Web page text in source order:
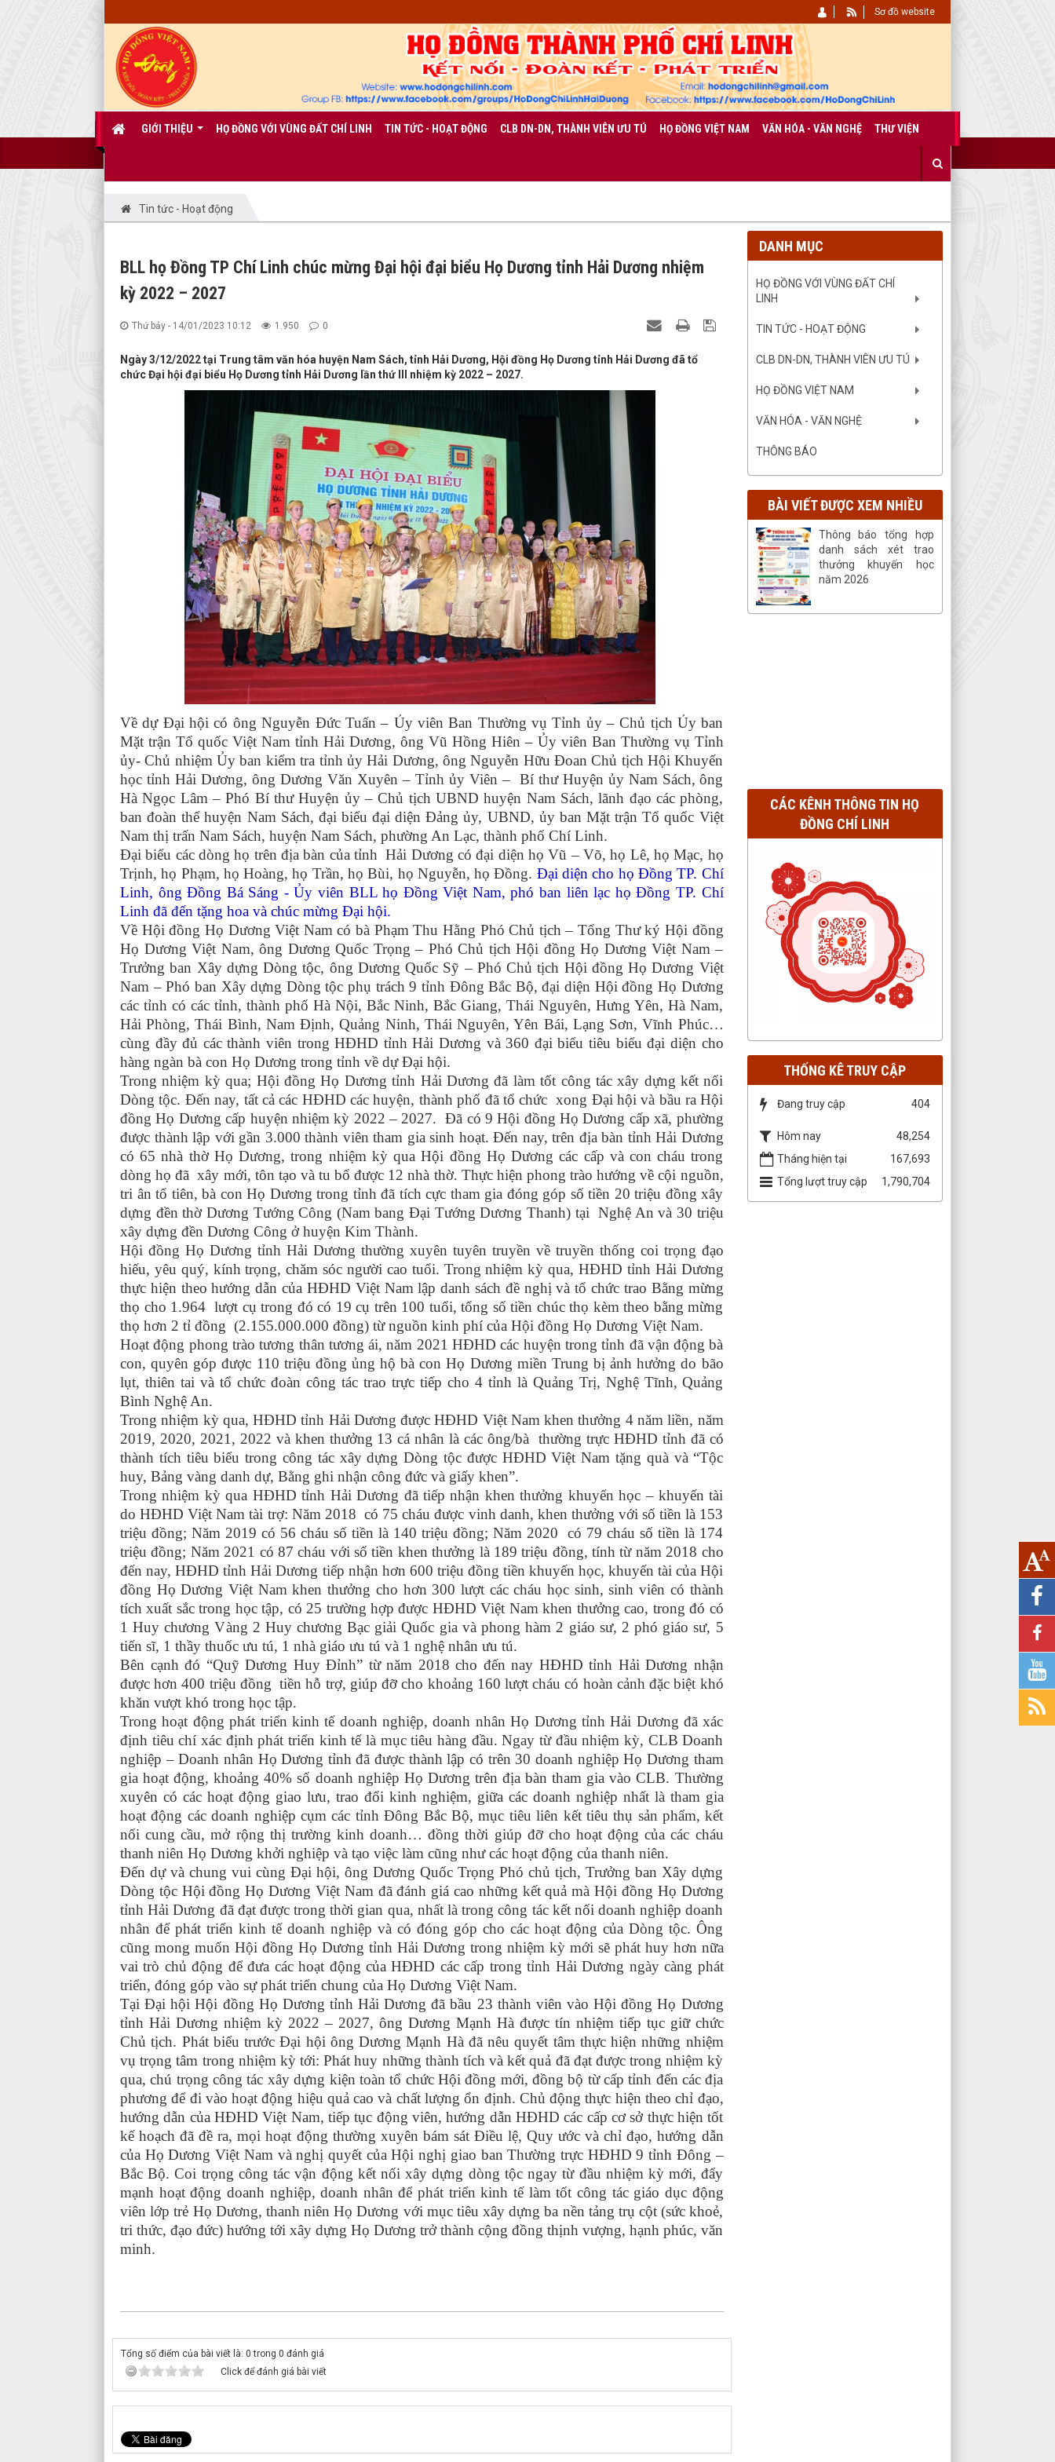
GIỚI THIỆU HỌ ĐỒNG VỚI VÙNG ĐẤT CHÍ LINH TIN TỨC - HOẠT ĐỘNG CLB DN-DN, THÀNH VIÊN ƯU TÚ HỌ ĐỒNG VIỆT NAM VĂN HÓA - VĂN NGHỆ THƯ VIỆN
Sơ đồ website
Tin tức - Hoạt động
BLL họ Đồng TP Chí Linh chúc mừng Đại hội đại biểu Họ Dương tỉnh Hải Dương nhiệm
kỳ 2022 – 2027
Thứ bảy - 14/01/2023 10:12 1.950 0
Ngày 3/12/2022 tại Trung tâm văn hóa huyện Nam Sách, tỉnh Hải Dương, Hội đồng Họ Dương tỉnh Hải Dương đã tổ
chức Đại hội đại biểu Họ Dương tỉnh Hải Dương lần thứ III nhiệm kỳ 2022 – 2027.
Về dự Đại hội có ông Nguyễn Đức Tuấn – Ủy viên Ban Thường vụ Tỉnh ủy – Chủ tịch Ủy ban
Mặt trận Tổ quốc Việt Nam tỉnh Hải Dương, ông Vũ Hồng Hiên – Ủy viên Ban Thường vụ Tỉnh
ủy- Chủ nhiệm Ủy ban kiểm tra tỉnh ủy Hải Dương, ông Nguyễn Hữu Đoan Chủ tịch Hội Khuyến
học tỉnh Hải Dương, ông Dương Văn Xuyên – Tỉnh ủy Viên – Bí thư Huyện ủy Nam Sách, ông
Hà Ngọc Lâm – Phó Bí thư Huyện ủy – Chủ tịch UBND huyện Nam Sách, lãnh đạo các phòng,
ban đoàn thể huyện Nam Sách, đại biểu đại diện Đảng ủy, UBND, ủy ban Mặt trận Tổ quốc Việt
Nam thị trấn Nam Sách, huyện Nam Sách, phường An Lạc, thành phố Chí Linh.
Đại biểu các dòng họ trên địa bàn của tỉnh Hải Dương có đại diện họ Vũ – Võ, họ Lê, họ Mạc, họ
Trịnh, họ Phạm, họ Hoàng, họ Trần, họ Bùi, họ Nguyễn, họ Đồng. Đại diện cho họ Đồng TP. Chí
Linh, ông Đồng Bá Sáng - Ủy viên BLL họ Đồng Việt Nam, phó ban liên lạc họ Đồng TP. Chí
Linh đã đến tặng hoa và chúc mừng Đại hội.
Về Hội đồng Họ Dương Việt Nam có bà Phạm Thu Hằng Phó Chủ tịch – Tổng Thư ký Hội đồng
Họ Dương Việt Nam, ông Dương Quốc Trọng – Phó Chủ tịch Hội đồng Họ Dương Việt Nam –
Trưởng ban Xây dựng Dòng tộc, ông Dương Quốc Sỹ – Phó Chủ tịch Hội đồng Họ Dương Việt
Nam – Phó ban Xây dựng Dòng tộc phụ trách 9 tỉnh Đông Bắc Bộ, đại diện Hội đồng Họ Dương
các tỉnh có các tỉnh, thành phố Hà Nội, Bắc Ninh, Bắc Giang, Thái Nguyên, Hưng Yên, Hà Nam,
Hải Phòng, Thái Bình, Nam Định, Quảng Ninh, Thái Nguyên, Yên Bái, Lạng Sơn, Vĩnh Phúc…
cùng đầy đủ các thành viên trong HĐHD tỉnh Hải Dương và 360 đại biểu tiêu biểu đại diện cho
hàng ngàn bà con Họ Dương trong tỉnh về dự Đại hội.
Trong nhiệm kỳ qua; Hội đồng Họ Dương tỉnh Hải Dương đã làm tốt công tác xây dựng kết nối
Dòng tộc. Đến nay, tất cả các HĐHD các huyện, thành phố đã tổ chức xong Đại hội và bầu ra Hội
đồng Họ Dương cấp huyện nhiệm kỳ 2022 – 2027. Đã có 9 Hội đồng Họ Dương cấp xã, phường
được thành lập với gần 3.000 thành viên tham gia sinh hoạt. Đến nay, trên địa bàn tỉnh Hải Dương
có 65 nhà thờ Họ Dương, trong nhiệm kỳ qua Hội đồng Họ Dương các cấp và con cháu trong
dòng họ đã xây mới, tôn tạo và tu bổ được 12 nhà thờ. Thực hiện phong trào hướng về cội nguồn,
tri ân tổ tiên, bà con Họ Dương trong tỉnh đã tích cực tham gia đóng góp số tiền 20 triệu đồng xây
dựng đền thờ Dương Tướng Công (Nam bang Đại Tướng Dương Thanh) tại Nghệ An và 30 triệu
xây dựng đền Dương Công ở huyện Kim Thành.
Hội đồng Họ Dương tỉnh Hải Dương thường xuyên tuyên truyền về truyền thống coi trọng đạo
hiếu, yêu quý, kính trọng, chăm sóc người cao tuổi. Trong nhiệm kỳ qua, HĐHD tỉnh Hải Dương
thực hiện theo hướng dẫn của HĐHD Việt Nam lập danh sách đề nghị và tổ chức trao Bằng mừng
thọ cho 1.964 lượt cụ trong đó có 19 cụ trên 100 tuổi, tổng số tiền chúc thọ kèm theo bằng mừng
thọ hơn 2 tỉ đồng (2.155.000.000 đồng) từ nguồn kinh phí của Hội đồng Họ Dương Việt Nam.
Hoạt động phong trào tương thân tương ái, năm 2021 HĐHD các huyện trong tỉnh đã vận động bà
con, quyên góp được 110 triệu đồng ủng hộ bà con Họ Dương miền Trung bị ảnh hưởng do bão
lụt, thiên tai và tổ chức đoàn công tác trao trực tiếp cho 4 tỉnh là Quảng Trị, Nghệ Tĩnh, Quảng
Bình Nghệ An.
Trong nhiệm kỳ qua, HĐHD tỉnh Hải Dương được HĐHD Việt Nam khen thưởng 4 năm liền, năm
2019, 2020, 2021, 2022 và khen thưởng 13 cá nhân là các ông/bà thường trực HĐHD tỉnh đã có
thành tích tiêu biểu trong công tác xây dựng Dòng tộc được HĐHD Việt Nam tặng quà và “Tộc
huy, Bảng vàng danh dự, Bằng ghi nhận công đức và giấy khen”.
Trong nhiệm kỳ qua HĐHD tỉnh Hải Dương đã tiếp nhận khen thưởng khuyến học – khuyến tài
do HĐHD Việt Nam tài trợ: Năm 2018 có 75 cháu được vinh danh, khen thưởng với số tiền là 153
triệu đồng; Năm 2019 có 56 cháu số tiền là 140 triệu đồng; Năm 2020 có 79 cháu số tiền là 174
triệu đồng; Năm 2021 có 87 cháu với số tiền khen thưởng là 189 triệu đồng, tính từ năm 2018 cho
đến nay, HĐHD tỉnh Hải Dương tiếp nhận hơn 600 triệu đồng tiền khuyến học, khuyến tài của Hội
đồng Họ Dương Việt Nam khen thưởng cho hơn 300 lượt các cháu học sinh, sinh viên có thành
tích xuất sắc trong học tập, có 25 trường hợp được HĐHD Việt Nam khen thưởng cao, trong đó có
1 Huy chương Vàng 2 Huy chương Bạc giải Quốc gia và phong hàm 2 giáo sư, 2 phó giáo sư, 5
tiến sĩ, 1 thầy thuốc ưu tú, 1 nhà giáo ưu tú và 1 nghệ nhân ưu tú.
Bên cạnh đó “Quỹ Dương Huy Đỉnh” từ năm 2018 cho đến nay HĐHD tỉnh Hải Dương nhận
được hơn 400 triệu đồng tiền hỗ trợ, giúp đỡ cho khoảng 160 lượt cháu có hoàn cảnh đặc biệt khó
khăn vượt khó trong học tập.
Trong hoạt động phát triển kinh tế doanh nghiệp, doanh nhân Họ Dương tỉnh Hải Dương đã xác
định tiêu chí xác định phát triển kinh tế là mục tiêu hàng đầu. Ngay từ đầu nhiệm kỳ, CLB Doanh
nghiệp – Doanh nhân Họ Dương tỉnh đã được thành lập có trên 30 doanh nghiệp Họ Dương tham
gia hoạt động, khoảng 40% số doanh nghiệp Họ Dương trên địa bàn tham gia vào CLB. Thường
xuyên có các hoạt động giao lưu, trao đổi kinh nghiệm, giữa các doanh nghiệp nhất là tham gia
hoạt động các doanh nghiệp cụm các tỉnh Đông Bắc Bộ, mục tiêu liên kết tiêu thụ sản phẩm, kết
nối cung cầu, mở rộng thị trường kinh doanh… đồng thời giúp đỡ cho hoạt động của các cháu
thanh niên Họ Dương khởi nghiệp và tạo việc làm cũng như các hoạt động của thanh niên.
Đến dự và chung vui cùng Đại hội, ông Dương Quốc Trọng Phó chủ tịch, Trưởng ban Xây dựng
Dòng tộc Hội đồng Họ Dương Việt Nam đã đánh giá cao những kết quả mà Hội đồng Họ Dương
tỉnh Hải Dương đã đạt được trong thời gian qua, nhất là trong công tác kết nối doanh nghiệp doanh
nhân để phát triển kinh tế doanh nghiệp và có đóng góp cho các hoạt động của Dòng tộc. Ông
cũng mong muốn Hội đồng Họ Dương tỉnh Hải Dương trong nhiệm kỳ mới sẽ phát huy hơn nữa
vai trò chủ động để đưa các hoạt động của HĐHD các cấp trong tỉnh Hải Dương ngày càng phát
triển, đóng góp vào sự phát triển chung của Họ Dương Việt Nam.
Tại Đại hội Hội đồng Họ Dương tỉnh Hải Dương đã bầu 23 thành viên vào Hội đồng Họ Dương
tỉnh Hải Dương nhiệm kỳ 2022 – 2027, ông Dương Mạnh Hà được tín nhiệm tiếp tục giữ chức
Chủ tịch. Phát biểu trước Đại hội ông Dương Mạnh Hà đã nêu quyết tâm thực hiện những nhiệm
vụ trọng tâm trong nhiệm kỳ tới: Phát huy những thành tích và kết quả đã đạt được trong nhiệm kỳ
qua, chú trọng công tác xây dựng kiện toàn tổ chức Hội đồng mới, đồng bộ từ cấp tỉnh đến các địa
phương để đi vào hoạt động hiệu quả cao và chất lượng ổn định. Chủ động thực hiện theo chỉ đạo,
hướng dẫn của HĐHD Việt Nam, tiếp tục động viên, hướng dẫn HĐHD các cấp cơ sở thực hiện tốt
kế hoạch đã đề ra, mọi hoạt động thường xuyên bám sát Điều lệ, Quy ước và chỉ đạo, hướng dẫn
của Họ Dương Việt Nam và nghị quyết của Hội nghị giao ban Thường trực HĐHD 9 tỉnh Đông –
Bắc Bộ. Coi trọng công tác vận động kết nối xây dựng dòng tộc ngay từ đầu nhiệm kỳ mới, đẩy
mạnh hoạt động doanh nghiệp, doanh nhân để phát triển kinh tế làm tốt công tác giáo dục động
viên lớp trẻ Họ Dương, thanh niên Họ Dương với mục tiêu xây dựng ba nền tảng trụ cột (sức khoẻ,
tri thức, đạo đức) hướng tới xây dựng Họ Dương trở thành cộng đồng thịnh vượng, hạnh phúc, văn
minh.
Tổng số điểm của bài viết là: 0 trong 0 đánh giá
Click để đánh giá bài viết
DANH MỤC
HỌ ĐỒNG VỚI VÙNG ĐẤT CHÍ
LINH
TIN TỨC - HOẠT ĐỘNG
CLB DN-DN, THÀNH VIÊN ƯU TÚ
HỌ ĐỒNG VIỆT NAM
VĂN HÓA - VĂN NGHỆ
THÔNG BÁO
BÀI VIẾT ĐƯỢC XEM NHIỀU
Thông báo tổng hợp
danh sách xét trao
thưởng khuyến học
năm 2026
CÁC KÊNH THÔNG TIN HỌ
ĐỒNG CHÍ LINH
THỐNG KÊ TRUY CẬP
Đang truy cập 404
Hôm nay
48,254
Tháng hiện tại
167,693
Tổng lượt truy cập
1,790,704